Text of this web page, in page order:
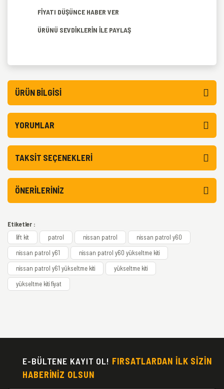
FİYATI DÜŞÜNCE HABER VER
ÜRÜNÜ SEVDİKLERİN İLE PAYLAŞ
ÜRÜN BILGISI
YORUMLAR
TAKSIT SEÇENEKLERI
ÖNERILERINIZ
Etiketler :
lift kit
patrol nissan patrol
nissan patrol y60
nissan patrol y61
nissan patrol y60 yükseltme kiti
nissan patrol y61 yükseltme kiti
yükseltme kiti
yükseltme kiti fiyat
E-BÜLTENE KAYIT OL! FIRSATLARDAN İLK SİZİN
HABERİNİZ OLSUN